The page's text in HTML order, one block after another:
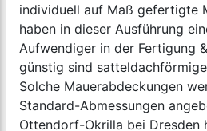
individuell auf Maß gefertigte
haben in dieser Ausführung
Aufwendiger in der Fertigung
günstig sind
Solche Mauerabdeckungen
Standard-Abmessungen
Ottendorf-Okrilla bei Dresden